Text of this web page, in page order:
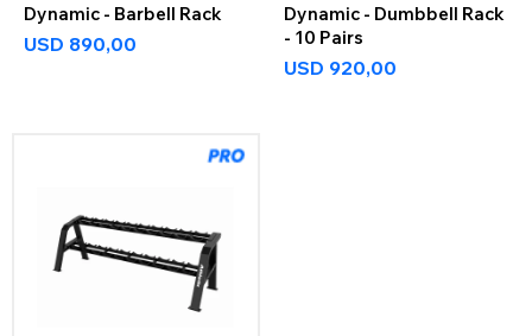
Dynamic - Barbell Rack
USD 890,00
Dynamic - Dumbbell Rack
- 10 Pairs
USD 920,00